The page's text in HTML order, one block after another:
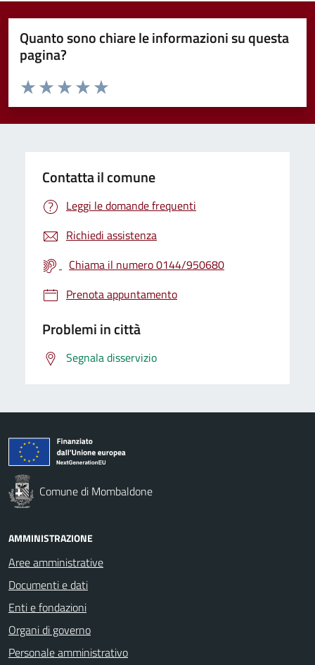
Quanto sono chiare le informazioni su questa
pagina?
Valuta da 1 a 5 stelle la pagina
Valuta 5 stelle su 5
Valuta 4 stelle su 5
Valuta 3 stelle su 5
Valuta 2 stelle su 5
Valuta 1 stelle su 5
Contatta il comune
Leggi le domande frequenti
Richiedi assistenza
Chiama il numero 0144/950680
Prenota appuntamento
Problemi in città
Segnala disservizio
Comune di Mombaldone
AMMINISTRAZIONE
Aree amministrative
Documenti e dati
Enti e fondazioni
Organi di governo
Personale amministrativo